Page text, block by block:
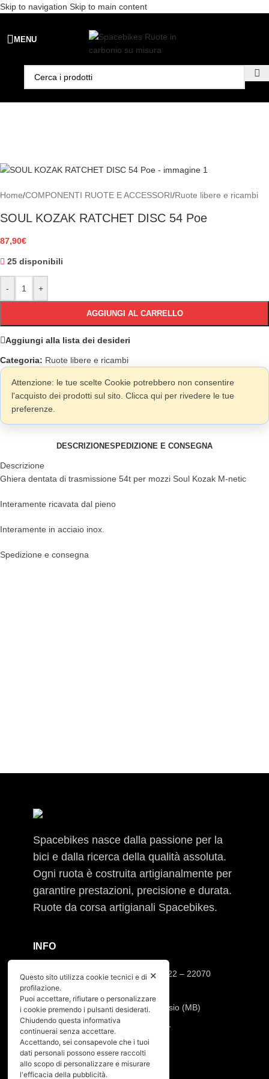
Skip to navigation Skip to main content
Spedizione gratuita per ordini superiori a €99 - 📣 Paga con PayPal in
3 rate senza interessi,
MENU
Home/COMPONENTI RUOTE E ACCESSORI/Ruote libere e ricambi
SOUL KOZAK RATCHET DISC 54 Poe
87,90€
25 disponibili
- +
AGGIUNGI AL CARRELLO
Aggiungi alla lista dei desideri
Categoria: Ruote libere e ricambi
Attenzione: le tue scelte Cookie potrebbero non consentire
l'acquisto dei prodotti sul sito. Clicca qui per rivedere le tue
preferenze.
DESCRIZIONESPEDIZIONE E CONSEGNA
Descrizione
Ghiera dentata di trasmissione 54t per mozzi Soul Kozak M-netic
Interamente ricavata dal pieno
Interamente in acciaio inox.
Spedizione e consegna
Spacebikes nasce dalla passione per la
bici e dalla ricerca della qualità assoluta.
Ogni ruota è costruita artigianalmente per
garantire prestazioni, precisione e durata.
Ruote da corsa artigianali Spacebikes.
INFO
Sede operativa: Via Cesare Cantù, 22 – 22070
Casnate con Bernate (CO)
Sede legale: Via Pio XI, 7 20832 Desio (MB)
Tel:392.91.23.871–347.90.31.191
Mail:info@spacebikes.it
SERVIZIO
✕
Questo sito utilizza cookie tecnici e di
profilazione.
Puoi accettare, rifiutare o personalizzare
i cookie premendo i pulsanti desiderati.
Chiudendo questa informativa
continuerai senza accettare.
Accettando, sei consapevole che i tuoi
dati personali possono essere raccolti
allo scopo di personalizzare e misurare
l'efficacia della pubblicità.